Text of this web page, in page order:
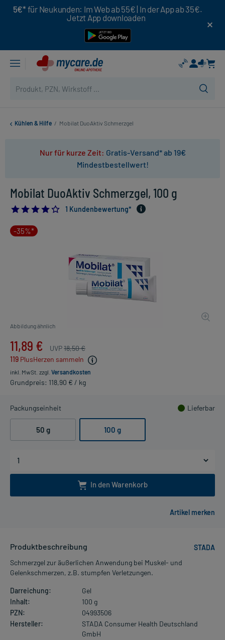
5€* für Neukunden: Im Web ab 55€ | In der App ab 35€.
Jetzt App downloaden
Kühlen & Hilfe / Mobilat DuoAktiv Schmerzgel
Nur für kurze Zeit: Gratis-Versand* ab 19€
Mindestbestellwert!
Mobilat DuoAktiv Schmerzgel, 100 g
4.0
1 Kundenbewertung*
-35%*
Abbildung ähnlich
11,89 € UVP18,50 €
119 PlusHerzen sammeln
inkl. MwSt. zzgl. Versandkosten
Grundpreis: 118,90 € / kg
Packungseinheit Lieferbar
50 g 100 g
In den Warenkorb
Produktbeschreibung
STADA
Schmerzgel zur äußerlichen Anwendung bei Muskel- und
Gelenkschmerzen, z.B. stumpfen Verletzungen.
Darreichung:
Gel
Inhalt:
100 g
PZN:
04993506
Hersteller:
STADA Consumer Health Deutschland
GmbH